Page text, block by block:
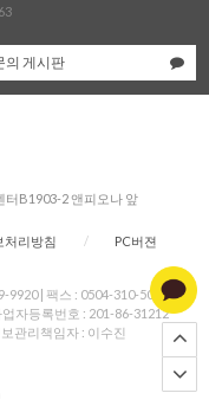
의 게시판
터B1903-2 앤피오나 앞
처리방침 / PC버젼
9920 | 팩스 : 0504-310-5004
업자등록번호 : 201-86-31212
관리책임자 : 이수진